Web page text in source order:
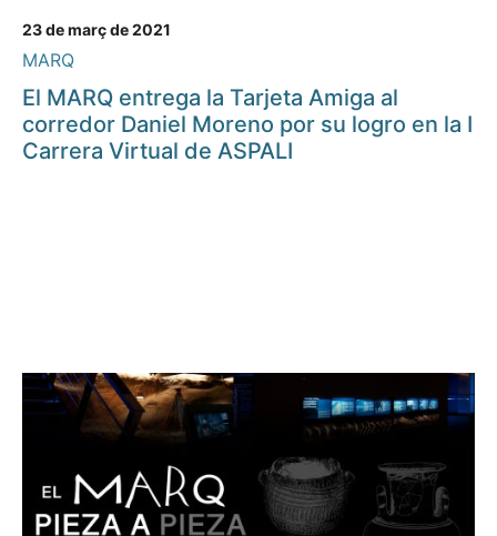
23 de març de 2021
MARQ
El MARQ entrega la Tarjeta Amiga al
corredor Daniel Moreno por su logro en la I
Carrera Virtual de ASPALI